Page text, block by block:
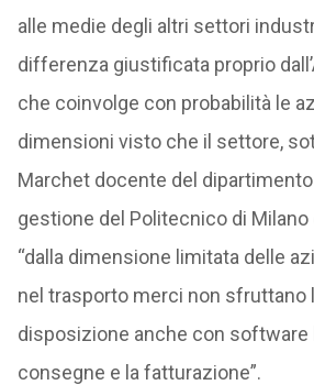
alle medie degli altri settori
differenza giustificata proprio
che coinvolge con probabilità le
dimensioni visto che il settore,
Marchet docente del
gestione del Politecnico di
“dalla dimensione limitata delle
nel trasporto merci non sfruttano
disposizione anche con software
consegne e la fatturazione”.